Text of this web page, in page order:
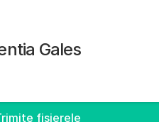
Gales
fișierele